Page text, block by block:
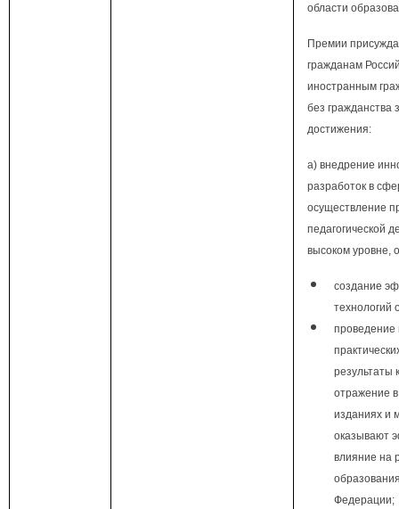
области
Премии
гражданам
иностранным
без гражданства
достижения:
а) внедрение
разработок в
осуществление
педагогической
высоком уровне,
создание
технологий
проведение
результаты
отражение
изданиях и
оказывают
влияние на
Федерации;